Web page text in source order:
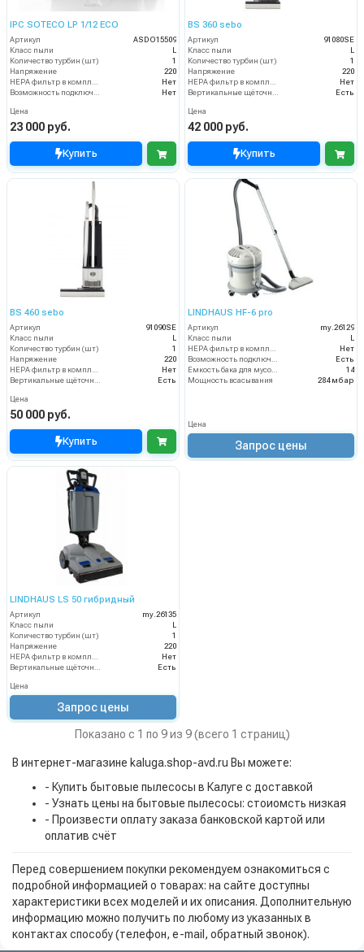
IPC SOTECO LP 1/12 ECO
Артикул
ASDO15509
Класс пыли
L
Количество турбин (шт)
1
Напряжение
220
HEPA фильтр в комплекте
Нет
Возможность подключения электрощетки
Нет
Цена
23 000 руб.
Купить
BS 360 sebo
Артикул
91080SE
Класс пыли
L
Количество турбин (шт)
1
Напряжение
220
HEPA фильтр в комплекте
Нет
Вертикальные щёточные пылесосы
Есть
Цена
42 000 руб.
Купить
BS 460 sebo
Артикул
91090SE
Класс пыли
Количество турбин (шт)
1
Напряжение
220
Нет
Есть
Цена
50 000 руб.
Купить
LINDHAUS HF-6 pro
Артикул
my.26129
Класс пыли
Нет
Есть
14
Мощность всасывания
284 мбар
Цена
Запрос цены
LINDHAUS LS 50 гибридный
Артикул
my.26135
Класс пыли
L
Количество турбин (шт)
1
Напряжение
220
HEPA фильтр в комплекте
Нет
Вертикальные щёточные пылесосы
Есть
Цена
Запрос цены
Показано с 1 по 9 из 9 (всего 1 страниц)
В интернет-магазине kaluga.shop-avd.ru Вы можете:
- Купить бытовые пылесосы в Калуге с доставкой
- Узнать цены на бытовые пылесосы: стоиомсть низкая
- Произвести оплату заказа банковской картой или
оплатив счёт
Перед совершением покупки рекомендуем ознакомиться с
подробной информацией о товарах: на сайте доступны
характеристики всех моделей и их описания. Дополнительную
информацию можно получить по любому из указанных в
контактах способу (телефон, e-mail, обратный звонок).